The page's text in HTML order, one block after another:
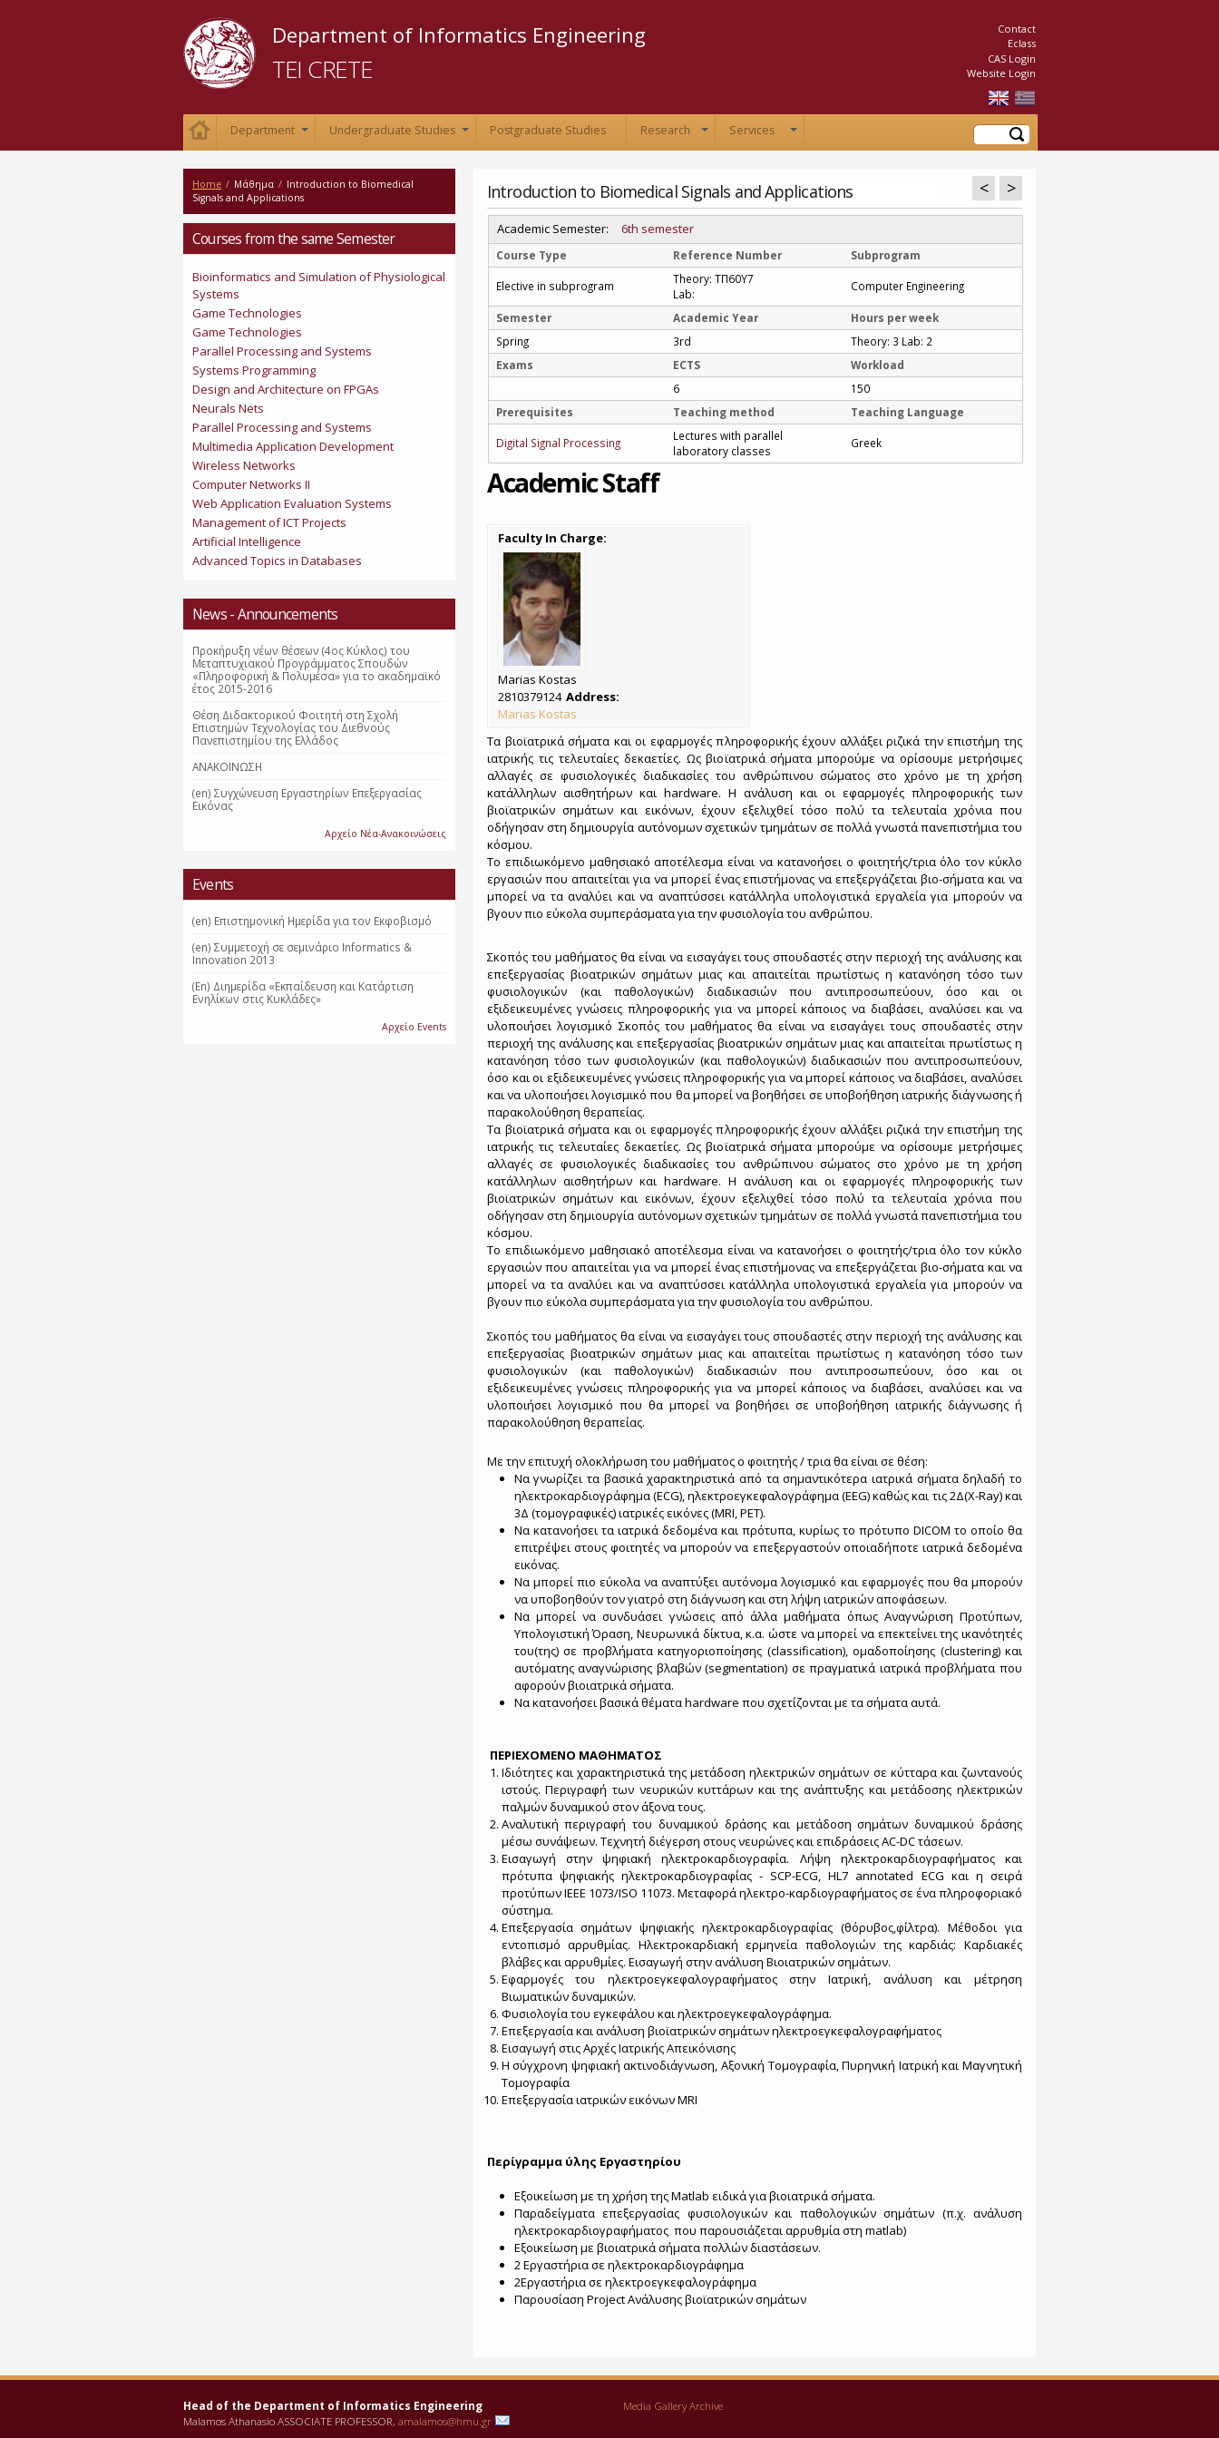
main
content
Department of Informatics Engineering
TEI CRETE
Contact
Eclass
CAS Login
Website Login
Department Undergraduate Studies Postgraduate Studies Research Services Search
Home / Μάθημα / Introduction to Biomedical
Signals and Applications
Courses from the same Semester
Bioinformatics and Simulation of Physiological
Systems
Game Technologies
Game Technologies
Parallel Processing and Systems
Systems Programming
Design and Architecture on FPGAs
Neurals Nets
Parallel Processing and Systems
Multimedia Application Development
Wireless Networks
Computer Networks II
Web Application Evaluation Systems
Management of ICT Projects
Artificial Intelligence
Advanced Topics in Databases
News - Announcements
Προκήρυξη νέων θέσεων (4ος Κύκλος) του
Μεταπτυχιακού Προγράμματος Σπουδών
«Πληροφορική & Πολυμέσα» για το ακαδημαϊκό
έτος 2015-2016
Θέση Διδακτορικού Φοιτητή στη Σχολή
Επιστημών Τεχνολογίας του Διεθνούς
Πανεπιστημίου της Ελλάδος
ΑΝΑΚΟΙΝΩΣΗ
(en) Συγχώνευση Εργαστηρίων Επεξεργασίας
Εικόνας
Αρχείο Νέα-Ανακοινώσεις
Events
(en) Επιστημονική Ημερίδα για τον Εκφοβισμό
(en) Συμμετοχή σε σεμινάριο Informatics &
Innovation 2013
(En) Διημερίδα «Εκπαίδευση και Κατάρτιση
Ενηλίκων στις Κυκλάδες»
Αρχείο Events
Introduction to Biomedical Signals and Applications
Academic Semester: 6th semester
Course Type Reference Number Subprogram
Elective in subprogram
Theory: ΤΠ60Υ7
Lab:
Computer Engineering
Semester Academic Year
Hours per week
Spring
3rd
Theory: 3 Lab: 2
Exams
ECTS
Workload
6
150
Prerequisites
Teaching method Teaching Language
Digital Signal Processing
Lectures with parallel
laboratory classes
Greek
< >
Academic Staff
Faculty In Charge:
Marias Kostas
2810379124 Address:
Marias Kostas
Τα βιοϊατρικά σήματα και οι εφαρμογές πληροφορικής έχουν αλλάξει ριζικά την επιστήμη της
ιατρικής τις τελευταίες δεκαετίες. Ως βιοϊατρικά σήματα μπορούμε να ορίσουμε μετρήσιμες
αλλαγές σε φυσιολογικές διαδικασίες του ανθρώπινου σώματος στο χρόνο με τη χρήση
κατάλληλων αισθητήρων και hardware. Η ανάλυση και οι εφαρμογές πληροφορικής των
βιοϊατρικών σημάτων και εικόνων, έχουν εξελιχθεί τόσο πολύ τα τελευταία χρόνια που
οδήγησαν στη δημιουργία αυτόνομων σχετικών τμημάτων σε πολλά γνωστά πανεπιστήμια του
κόσμου.
Το επιδιωκόμενο μαθησιακό αποτέλεσμα είναι να κατανοήσει ο φοιτητής/τρια όλο τον κύκλο
εργασιών που απαιτείται για να μπορεί ένας επιστήμονας να επεξεργάζεται βιο-σήματα και να
μπορεί να τα αναλύει και να αναπτύσσει κατάλληλα υπολογιστικά εργαλεία για μπορούν να
βγουν πιο εύκολα συμπεράσματα για την φυσιολογία του ανθρώπου.
Σκοπός του μαθήματος θα είναι να εισαγάγει τους σπουδαστές στην περιοχή της ανάλυσης και
επεξεργασίας βιοατρικών σημάτων μιας και απαιτείται πρωτίστως η κατανόηση τόσο των
φυσιολογικών (και παθολογικών) διαδικασιών που αντιπροσωπεύουν, όσο και οι
εξιδεικευμένες γνώσεις πληροφορικής για να μπορεί κάποιος να διαβάσει, αναλύσει και να
υλοποιήσει λογισμικό Σκοπός του μαθήματος θα είναι να εισαγάγει τους σπουδαστές στην
περιοχή της ανάλυσης και επεξεργασίας βιοατρικών σημάτων μιας και απαιτείται πρωτίστως η
κατανόηση τόσο των φυσιολογικών (και παθολογικών) διαδικασιών που αντιπροσωπεύουν,
όσο και οι εξιδεικευμένες γνώσεις πληροφορικής για να μπορεί κάποιος να διαβάσει, αναλύσει
και να υλοποιήσει λογισμικό που θα μπορεί να βοηθήσει σε υποβοήθηση ιατρικής διάγνωσης ή
παρακολούθηση θεραπείας.
Τα βιοϊατρικά σήματα και οι εφαρμογές πληροφορικής έχουν αλλάξει ριζικά την επιστήμη της
ιατρικής τις τελευταίες δεκαετίες. Ως βιοϊατρικά σήματα μπορούμε να ορίσουμε μετρήσιμες
αλλαγές σε φυσιολογικές διαδικασίες του ανθρώπινου σώματος στο χρόνο με τη χρήση
κατάλληλων αισθητήρων και hardware. Η ανάλυση και οι εφαρμογές πληροφορικής των
βιοϊατρικών σημάτων και εικόνων, έχουν εξελιχθεί τόσο πολύ τα τελευταία χρόνια που
οδήγησαν στη δημιουργία αυτόνομων σχετικών τμημάτων σε πολλά γνωστά πανεπιστήμια του
κόσμου.
Το επιδιωκόμενο μαθησιακό αποτέλεσμα είναι να κατανοήσει ο φοιτητής/τρια όλο τον κύκλο
εργασιών που απαιτείται για να μπορεί ένας επιστήμονας να επεξεργάζεται βιο-σήματα και να
μπορεί να τα αναλύει και να αναπτύσσει κατάλληλα υπολογιστικά εργαλεία για μπορούν να
βγουν πιο εύκολα συμπεράσματα για την φυσιολογία του ανθρώπου.
Σκοπός του μαθήματος θα είναι να εισαγάγει τους σπουδαστές στην περιοχή της ανάλυσης και
επεξεργασίας βιοατρικών σημάτων μιας και απαιτείται πρωτίστως η κατανόηση τόσο των
φυσιολογικών (και παθολογικών) διαδικασιών που αντιπροσωπεύουν, όσο και οι
εξιδεικευμένες γνώσεις πληροφορικής για να μπορεί κάποιος να διαβάσει, αναλύσει και να
υλοποιήσει λογισμικό που θα μπορεί να βοηθήσει σε υποβοήθηση ιατρικής διάγνωσης ή
παρακολούθηση θεραπείας.
Με την επιτυχή ολοκλήρωση του μαθήματος ο φοιτητής / τρια θα είναι σε θέση:
Να γνωρίζει τα βασικά χαρακτηριστικά από τα σημαντικότερα ιατρικά σήματα δηλαδή το
ηλεκτροκαρδιογράφημα (ECG), ηλεκτροεγκεφαλογράφημα (EEG) καθώς και τις 2Δ(X-Ray) και
3Δ (τομογραφικές) ιατρικές εικόνες (MRI, PET).
Να κατανοήσει τα ιατρικά δεδομένα και πρότυπα, κυρίως το πρότυπο DICOM το οποίο θα
επιτρέψει στους φοιτητές να μπορούν να επεξεργαστούν οποιαδήποτε ιατρικά δεδομένα
εικόνας.
Να μπορεί πιο εύκολα να αναπτύξει αυτόνομα λογισμικό και εφαρμογές που θα μπορούν
να υποβοηθούν τον γιατρό στη διάγνωση και στη λήψη ιατρικών αποφάσεων.
Να μπορεί να συνδυάσει γνώσεις από άλλα μαθήματα όπως Αναγνώριση Προτύπων,
Υπολογιστική Όραση, Νευρωνικά δίκτυα, κ.α. ώστε να μπορεί να επεκτείνει της ικανότητές
του(της) σε προβλήματα κατηγοριοποίησης (classification), ομαδοποίησης (clustering) και
αυτόματης αναγνώρισης βλαβών (segmentation) σε πραγματικά ιατρικά προβλήματα που
αφορούν βιοιατρικά σήματα.
Να κατανοήσει βασικά θέματα hardware που σχετίζονται με τα σήματα αυτά.
ΠΕΡΙΕΧΟΜΕΝΟ ΜΑΘΗΜΑΤΟΣ
Ιδιότητες και χαρακτηριστικά της μετάδοση ηλεκτρικών σημάτων σε κύτταρα και ζωντανούς
ιστούς. Περιγραφή των νευρικών κυττάρων και της ανάπτυξης και μετάδοσης ηλεκτρικών
παλμών δυναμικού στον άξονα τους.
Αναλυτική περιγραφή του δυναμικού δράσης και μετάδοση σημάτων δυναμικού δράσης
μέσω συνάψεων. Τεχνητή διέγερση στους νευρώνες και επιδράσεις AC-DC τάσεων.
Εισαγωγή στην ψηφιακή ηλεκτροκαρδιογραφία. Λήψη ηλεκτροκαρδιογραφήματος και
πρότυπα ψηφιακής ηλεκτροκαρδιογραφίας - SCP-ECG, HL7 annotated ECG και η σειρά
προτύπων IEEE 1073/ISO 11073. Μεταφορά ηλεκτρο-καρδιογραφήματος σε ένα πληροφοριακό
σύστημα.
Επεξεργασία σημάτων ψηφιακής ηλεκτροκαρδιογραφίας (θόρυβος,φίλτρα). Μέθοδοι για
εντοπισμό αρρυθμίας. Ηλεκτροκαρδιακή ερμηνεία παθολογιών της καρδιάς: Καρδιακές
βλάβες και αρρυθμίες. Εισαγωγή στην ανάλυση Βιοιατρικών σημάτων.
Εφαρμογές του ηλεκτροεγκεφαλογραφήματος στην Ιατρική, ανάλυση και μέτρηση
Βιωματικών δυναμικών.
Φυσιολογία του εγκεφάλου και ηλεκτροεγκεφαλογράφημα.
Επεξεργασία και ανάλυση βιοϊατρικών σημάτων ηλεκτροεγκεφαλογραφήματος
Εισαγωγή στις Αρχές Ιατρικής Απεικόνισης
Η σύγχρονη ψηφιακή ακτινοδιάγνωση, Αξονική Τομογραφία, Πυρηνική Ιατρική και Μαγνητική
Τομογραφία
Επεξεργασία ιατρικών εικόνων MRI
Περίγραμμα ύλης Εργαστηρίου
Εξοικείωση με τη χρήση της Matlab ειδικά για βιοιατρικά σήματα.
Παραδείγματα επεξεργασίας φυσιολογικών και παθολογικών σημάτων (π.χ. ανάλυση
ηλεκτροκαρδιογραφήματος που παρουσιάζεται αρρυθμία στη matlab)
Εξοικείωση με βιοιατρικά σήματα πολλών διαστάσεων.
2 Εργαστήρια σε ηλεκτροκαρδιογράφημα
2Εργαστήρια σε ηλεκτροεγκεφαλογράφημα
Παρουσίαση Project Ανάλυσης βιοϊατρικών σημάτων
Head of the Department οf Informatics Engineering
Malamos Athanasio ASSOCIATE PROFESSOR, amalamos@hmu.gr
Media Gallery Archive